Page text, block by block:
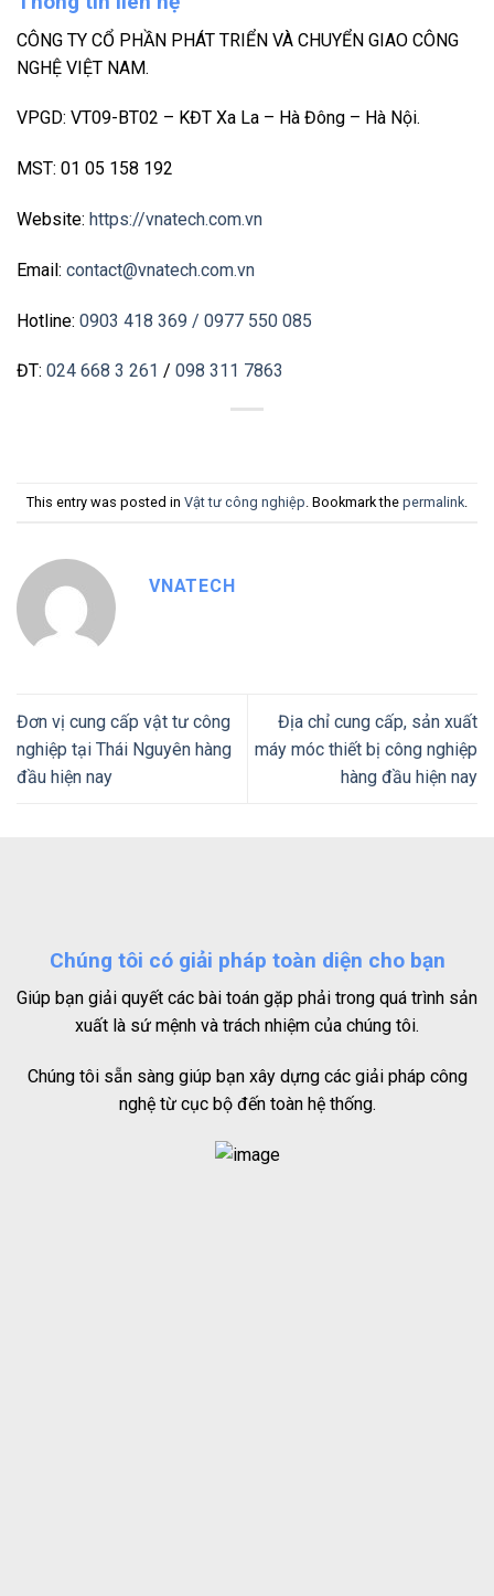
CÔNG TY CỔ PHẦN PHÁT TRIỂN VÀ CHUYỂN GIAO CÔNG
NGHỆ VIỆT NAM.
VPGD: VT09-BT02 – KĐT Xa La – Hà Đông – Hà Nội.
MST: 01 05 158 192
Website: https://vnatech.com.vn
Email: contact@vnatech.com.vn
Hotline: 0903 418 369 / 0977 550 085
ĐT: 024 668 3 261 / 098 311 7863
This entry was posted in Vật tư công nghiệp . Bookmark the permalink
VNATECH
Đơn vị cung cấp vật tư công
nghiệp tại Thái Nguyên hàng
đầu hiện nay
Địa chỉ cung cấp, sản xuất
máy móc thiết bị công nghiệp
hàng đầu hiện nay
Chúng tôi có giải pháp toàn diện cho bạn
Giúp bạn giải quyết các bài toán gặp phải trong quá trình sản
xuất là sứ mệnh và trách nhiệm của chúng tôi.
Chúng tôi sẵn sàng giúp bạn xây dựng các giải pháp công
nghệ từ cục bộ đến toàn hệ thống.